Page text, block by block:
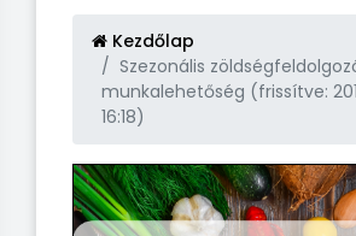
Kezdőlap
Szezonális
munkalehetőség (frissítve:
16:18)